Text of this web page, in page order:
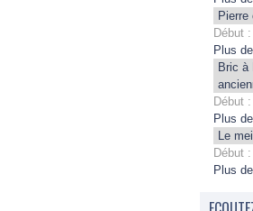
Début :
Plus
Bric à
Début :
Plus
Le
Début :
Plus